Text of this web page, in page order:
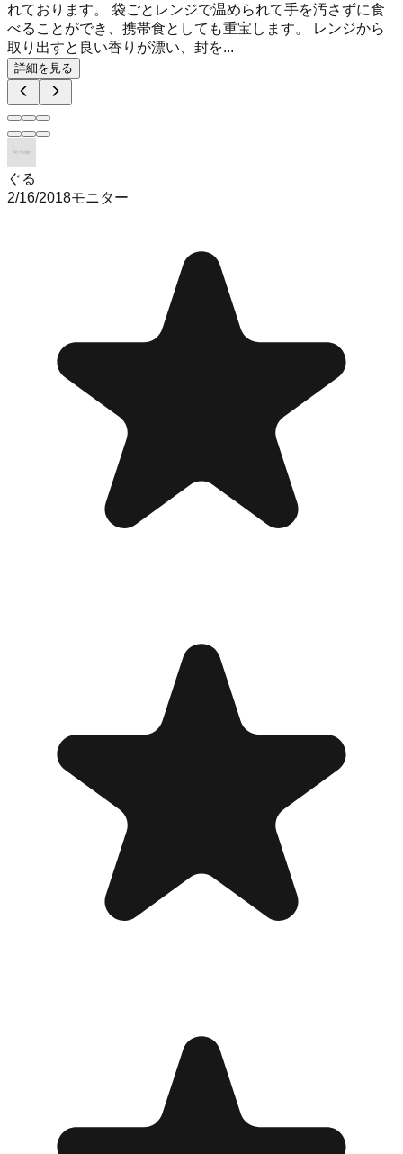
れております。 袋ごとレンジで温められて手を汚さずに食
べることができ、携帯食としても重宝します。 レンジから
取り出すと良い香りが漂い、封を...
詳細を見る
ぐる
2/16/2018モニター